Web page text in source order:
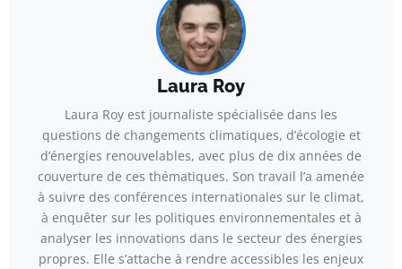
Laura Roy
Laura Roy est journaliste spécialisée dans les
questions de changements climatiques, d’écologie et
d’énergies renouvelables, avec plus de dix années de
couverture de ces thématiques. Son travail l’a amenée
à suivre des conférences internationales sur le climat,
à enquêter sur les politiques environnementales et à
analyser les innovations dans le secteur des énergies
propres. Elle s’attache à rendre accessibles les enjeux